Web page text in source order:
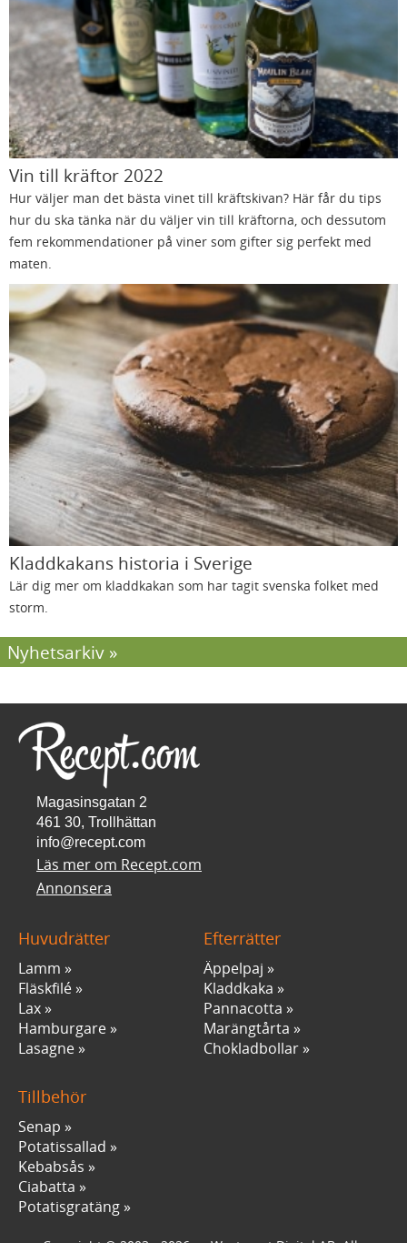
Vin till kräftor 2022
Hur väljer man det bästa vinet till kräftskivan? Här får du tips
hur du ska tänka när du väljer vin till kräftorna, och dessutom
fem rekommendationer på viner som gifter sig perfekt med
maten.
Kladdkakans historia i Sverige
Lär dig mer om kladdkakan som har tagit svenska folket med
storm.
Nyhetsarkiv
Magasinsgatan 2
461 30, Trollhättan
info@recept.com
Läs mer om Recept.com
Annonsera
Huvudrätter
Lamm
Fläskfilé
Lax
Hamburgare
Lasagne
Efterrätter
Äppelpaj
Kladdkaka
Pannacotta
Marängtårta
Chokladbollar
Tillbehör
Senap
Potatissallad
Kebabsås
Ciabatta
Potatisgratäng